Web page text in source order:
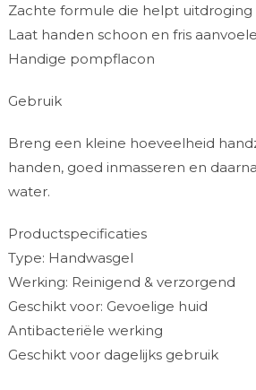
Zachte formule die helpt
Laat handen schoon en fris
Handige pompflacon
Gebruik
Breng een kleine hoeveelheid
handen, goed inmasseren en
water.
Productspecificaties
Type: Handwasgel
Werking: Reinigend & verzorgend
Geschikt voor: Gevoelige huid
Antibacteriële werking
Geschikt voor dagelijks gebruik